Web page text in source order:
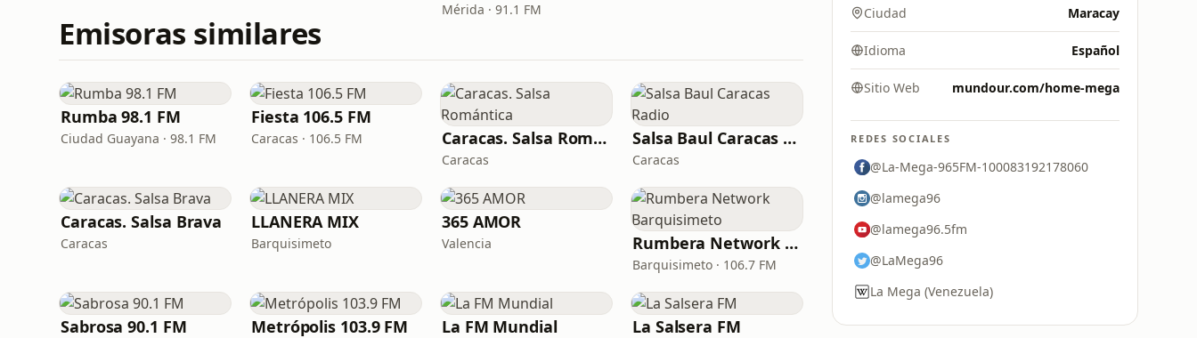
Mérida · 91.1 FM
Emisoras similares
Rumba 98.1 FM
Ciudad Guayana · 98.1 FM
Fiesta 106.5 FM
Caracas · 106.5 FM Caracas. Salsa Romántica
Caracas
Salsa Baul Caracas Radio
Caracas
Caracas. Salsa Brava
Caracas
LLANERA MIX
Barquisimeto
365 AMOR
Valencia Rumbera Network Barquisimeto
Barquisimeto · 106.7 FM
Sabrosa 90.1 FM Metrópolis 103.9 FM La FM Mundial La Salsera FM
Ciudad Maracay
Idioma Español
Sitio Web mundour.com/home-mega
REDES SOCIALES
@La-Mega-965FM-100083192178060
@lamega96
@lamega96.5fm
@LaMega96
La Mega (Venezuela)